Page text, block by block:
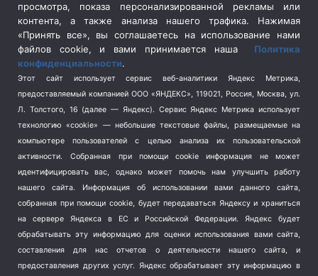
Социальная политика
(3)
Спецоперация в Украине
Спецоперация на Украине
(404)
Спорт (740)
Терроризм (1)
Транспорт (262)
Туризм (178)
Школа и спорт (2)
Экология (8)
Экономика (1172)
просмотра, показа персонализированной рекламы или
контента, а также анализа нашего трафика. Нажимая
«Принять все», вы соглашаетесь на использование нами
файлов cookie, и вами принимается наша Политика
конфиденциальности.
Этот сайт использует сервис веб-аналитики Яндекс Метрика,
предоставляемый компанией ООО «ЯНДЕКС», 119021, Россия, Москва, ул.
Л. Толстого, 16 (далее — Яндекс). Сервис Яндекс Метрика использует
технологию «cookie» — небольшие текстовые файлы, размещаемые на
компьютере пользователей с целью анализа их пользовательской
активности.
Собранная при помощи cookie информация не может
идентифицировать вас, однако может помочь нам улучшить работу
нашего сайта. Информация об использовании вами данного сайта,
собранная при помощи cookie, будет передаваться Яндексу и храниться
на сервере Яндекса в ЕС и Российской Федерации. Яндекс будет
обрабатывать эту информацию для оценки использования вами сайта,
составления для нас отчетов о деятельности нашего сайта, и
предоставления других услуг. Яндекс обрабатывает эту информацию в